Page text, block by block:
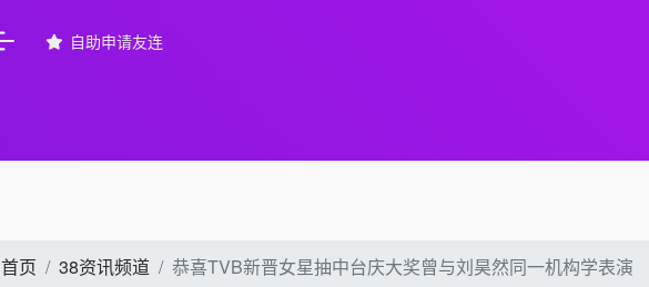
自助申请友连
首页 38资讯频道 恭喜TVB新晋女星抽中台庆大奖曾与刘昊然同一机构学表演